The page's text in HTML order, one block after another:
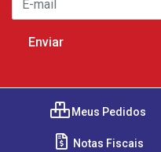
Meus Pedidos
Notas Fiscais